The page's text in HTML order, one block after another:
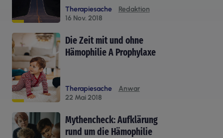
Therapiesache
Redaktion
16 Nov. 2018
Die Zeit mit und ohne
Hämophilie A Prophylaxe
Therapiesache
Anwar
22 Mai 2018
Mythencheck: Aufklärung
rund um die Hämophilie